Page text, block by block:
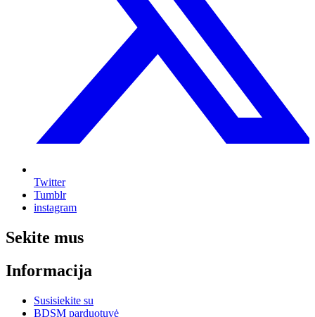
Twitter
Tumblr
instagram
Sekite mus
Informacija
Susisiekite su
BDSM parduotuvė